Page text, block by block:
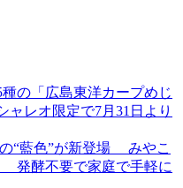
種の「広島東洋カープめじ
ャレオ限定で7月31日より